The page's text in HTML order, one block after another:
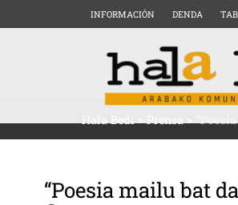
INFORMACIÓN DENDA
Hala Bedi>Prensa>
“Poesia mailu bat